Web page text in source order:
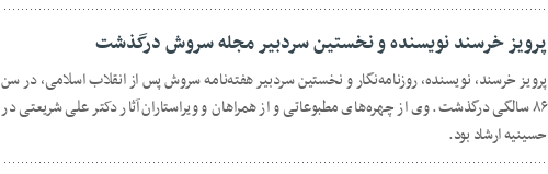
پرویز خرسند نویسنده و نخستین سردبیر مجله سروش درگذشت
پرویز خرسند، نویسنده، روزنامه‌نگار و نخستین سردبیر هفته‌نامه سروش پس از انقلاب اسلامی، در سن
۸۶ سالگی درگذشت. وی از چهره‌های مطبوعاتی و از همراهان و ویراستاران آثار دکتر علی شریعتی در
حسینیه ارشاد بود.